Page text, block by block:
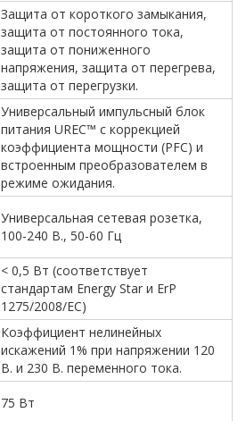
Защита от короткого замыкания,
защита от постоянного тока,
защита от пониженного
напряжения, защита от перегрева,
защита от перегрузки.
Универсальный импульсный блок
питания UREC™ с коррекцией
коэффициента мощности (PFC) и
встроенным преобразователем в
режиме ожидания.
Универсальная сетевая розетка,
100-240 В., 50-60 Гц
< 0,5 Вт (соответствует
стандартам Energy Star и ErP
1275/2008/EC)
Коэффициент нелинейных
искажений 1% при напряжении 120
В. и 230 В. переменного тока.
75 Вт